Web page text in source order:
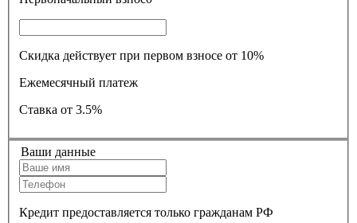
Скидка действует при первом взносе от 10%
Ежемесячный платеж
Ставка от 3.5%
Ваши данные
Кредит предоставляется только гражданам РФ